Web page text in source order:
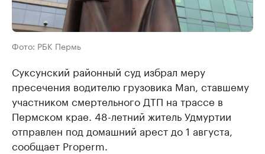
Фото: РБК Пермь
Суксунский районный суд избрал меру
пресечения водителю грузовика Man, ставшему
участником смертельного ДТП на трассе в
Пермском крае. 48-летний житель Удмуртии
отправлен под домашний арест до 1 августа,
сообщает Properm.